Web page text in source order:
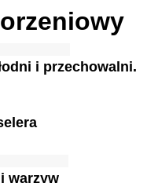
i przechowalni.
warzyw